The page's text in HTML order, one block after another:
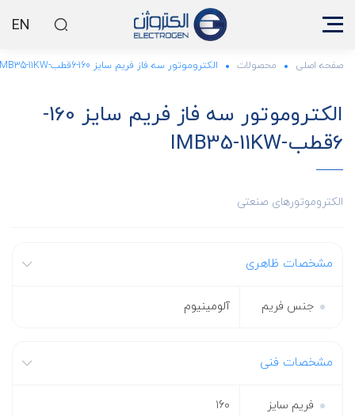
EN
صفحه اصلی محصولات الکتروموتور سه فاز فریم سایز 160-6قطب-IMB35-11KW
الکتروموتور سه فاز فریم سایز 160-
6قطب-IMB35-11KW
الکتروموتورهای صنعتی
مشخصات ظاهری
جنس فریم آلومینیوم
مشخصات فنی
فریم سایز 160